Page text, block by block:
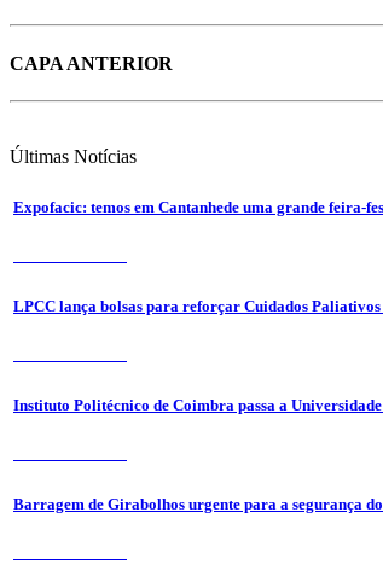
CAPA ANTERIOR
Últimas Notícias
Expofacic: temos em Cantanhede uma grande feira-
LPCC lança bolsas para reforçar Cuidados Paliativos
Instituto Politécnico de Coimbra passa a
Barragem de Girabolhos urgente para a segurança